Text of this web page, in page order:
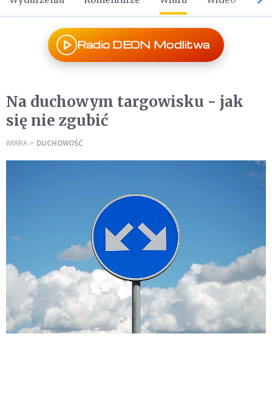
Radio DEON Modlitwa
Na duchowym targowisku - jak
się nie zgubić
WIARA DUCHOWOŚĆ